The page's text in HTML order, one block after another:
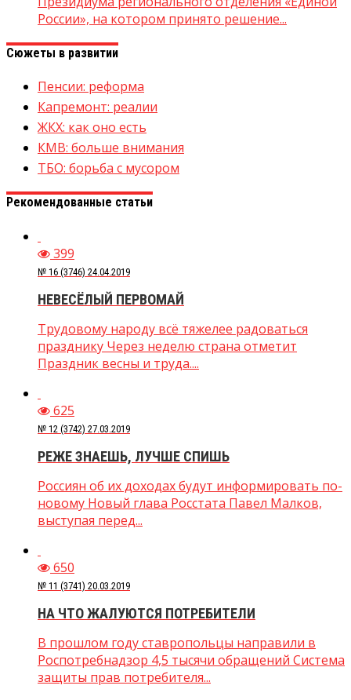
России», на котором принято решение...
Сюжеты в развитии
Пенсии: реформа
Капремонт: реалии
ЖКХ: как оно есть
КМВ: больше внимания
ТБО: борьба с мусором
Рекомендованные статьи
399
№ 16 (3746) 24.04.2019
НЕВЕСЁЛЫЙ ПЕРВОМАЙ
Трудовому народу всё тяжелее радоваться
празднику Через неделю страна отметит
Праздник весны и труда....
625
№ 12 (3742) 27.03.2019
РЕЖЕ ЗНАЕШЬ, ЛУЧШЕ СПИШЬ
Россиян об их доходах будут информировать по-
новому Новый глава Росстата Павел Малков,
выступая перед...
650
№ 11 (3741) 20.03.2019
НА ЧТО ЖАЛУЮТСЯ ПОТРЕБИТЕЛИ
В прошлом году ставропольцы направили в
Роспотребнадзор 4,5 тысячи обращений Система
защиты прав потребителя...